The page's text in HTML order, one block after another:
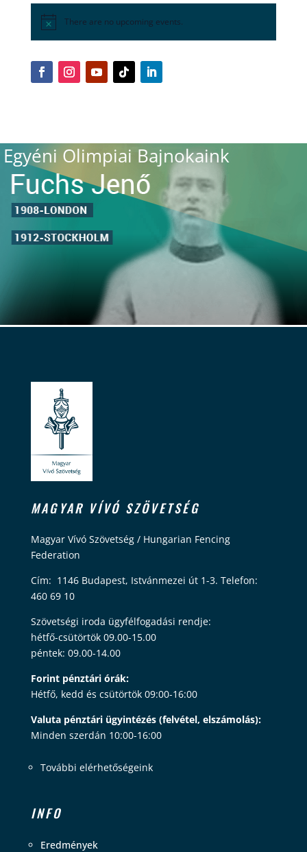
There are no upcoming events.
Egyéni Olimpiai Bajnokaink
MAGYAR VÍVÓ SZÖVETSÉG
Magyar Vívó Szövetség / Hungarian Fencing
Federation
Cím: 1146 Budapest, Istvánmezei út 1-3. Telefon:
460 69 10
Szövetségi iroda ügyfélfogadási rendje:
hétfő-csütörtök 09.00-15.00
péntek: 09.00-14.00
Forint pénztári órák:
Hétfő, kedd és csütörtök 09:00-16:00
Valuta pénztári ügyintézés (felvétel, elszámolás):
Minden szerdán 10:00-16:00
További elérhetőségeink
INFO
Eredmények